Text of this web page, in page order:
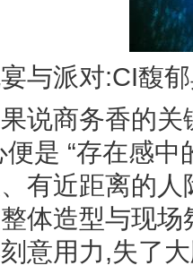
派对:CI馥郁
商务香的关键
是 “存在感中
有近距离的
体造型与现
意用力,失了